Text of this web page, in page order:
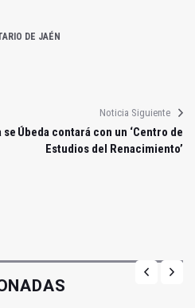
DE JAÉN
se
Noticia Siguiente
Úbeda contará con un ‘Centro de
Estudios del Renacimiento’